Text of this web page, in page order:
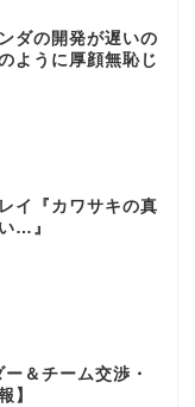
ダの開発が遅いの
ように厚顔無恥じ
イ『カワサキの真
…』
＆チーム交渉・
】